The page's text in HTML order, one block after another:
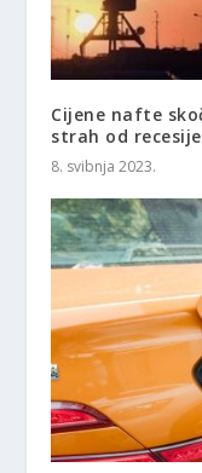
Cijene nafte
strah od recesije
8. svibnja 2023.